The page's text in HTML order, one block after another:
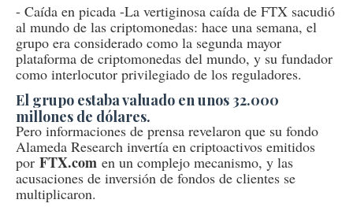
- Caída en picada -La vertiginosa caída de FTX sacudió
al mundo de las criptomonedas: hace una semana, el
grupo era considerado como la segunda mayor
plataforma de criptomonedas del mundo, y su fundador
como interlocutor privilegiado de los reguladores.
El grupo estaba valuado en unos 32.000
millones de dólares.
Pero informaciones de prensa revelaron que su fondo
Alameda Research invertía en criptoactivos emitidos
por FTX.com en un complejo mecanismo, y las
acusaciones de inversión de fondos de clientes se
multiplicaron.